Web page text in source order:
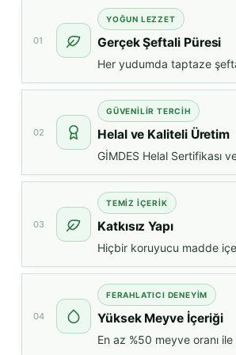
01
YOĞUN LEZZET
Gerçek Şeftali Püresi
Her yudumda taptaze
02
GÜVENILIR TERCIH
Helal ve Kaliteli Üretim
GİMDES Helal Sertifikası
03
TEMIZ İÇERIK
Katkısız Yapı
Hiçbir koruyucu madde
04
FERAHLATICI DENEYIM
Yüksek Meyve İçeriği
En az %50 meyve oranı